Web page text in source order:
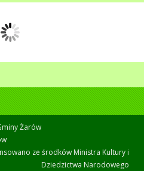
Żarów
ze środków Ministra Kultury i
Dziedzictwa Narodowego